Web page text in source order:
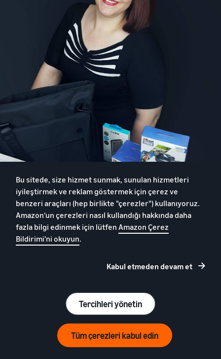
Amazon Lojistik müşteri deneyimi,
memnuniyeti gerçekten çok iyi.
Gönderdiğim ürünler çok hızlı satıldı.
Tercih etmemiş olsaydım stok
Bu sitede, size hizmet sunmak, sunulan hizmetleri
iyileştirmek ve reklam göstermek için çerez ve
benzeri araçları (hep birlikte "çerezler") kullanıyoruz.
Amazon'un çerezleri nasıl kullandığı hakkında daha
fazla bilgi edinmek için lütfen Amazon Çerez
Bildirimi'ni okuyun.
Kabul etmeden devam et
Tercihleri yönetin
Tüm çerezleri kabul edin